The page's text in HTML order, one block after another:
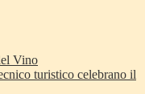
Vino
turistico celebrano il